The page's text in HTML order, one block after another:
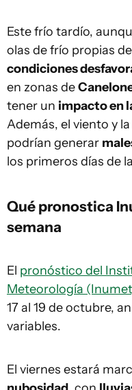
Este frío tardío,
olas de frío propias
condiciones
en zonas de
tener un impacto en
Además, el viento y
podrían generar
los primeros días de
Qué pronostica
semana
El pronóstico del
Meteorología
17 al 19 de octubre,
variables.
El viernes estará